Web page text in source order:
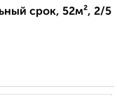
срок, 52м², 2/5